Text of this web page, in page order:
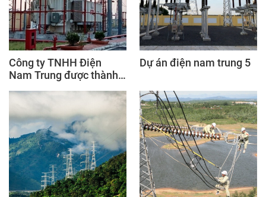
Công ty TNHH Điện
Nam Trung được thành
tôi là một công ty hàng
đầu trong lĩnh vực thiết
kế, thi công hệ thống
điện
Dự án điện nam trung 5